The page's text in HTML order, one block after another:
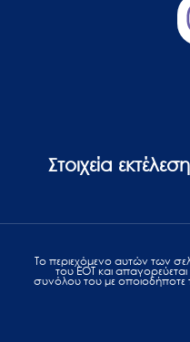
Στοιχεία
Το περιεχόμενο αυτών των
του ΕΟΤ και
συνόλου του με οποιοδήποτε